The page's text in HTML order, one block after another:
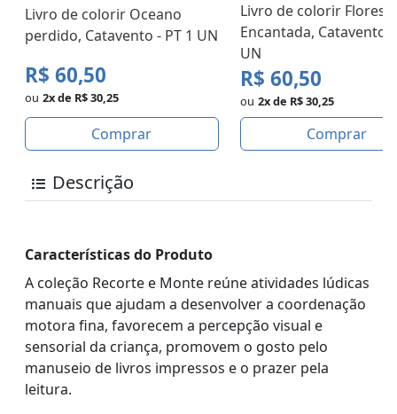
Livro de colorir Oceano
perdido, Catavento - PT 1 UN
R$ 60,50
ou 2x de R$ 30,25
Comprar
Livro de colorir
Encantada, Catavento -
UN
R$ 60,50
ou 2x de R$ 30,25
Comprar
Descrição
Características do Produto
A coleção Recorte e Monte reúne atividades lúdicas
manuais que ajudam a desenvolver a coordenação
motora fina, favorecem a percepção visual e
sensorial da criança, promovem o gosto pelo
manuseio de livros impressos e o prazer pela
leitura.